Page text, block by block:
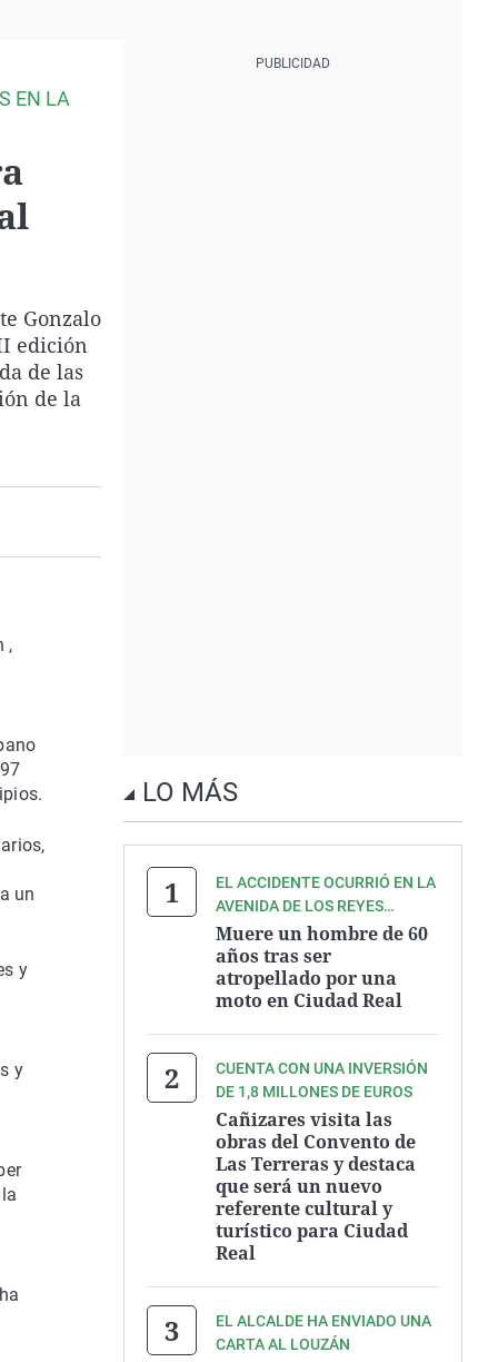
EN LA
Gonzalo
edición
de las
de la
,
un
y
y
LO MÁS
EL ACCIDENTE OCURRIÓ EN LA
AVENIDA DE LOS REYES
CATÓLICOS
Muere un hombre de 60
años tras ser
atropellado por una
moto en Ciudad Real
CUENTA CON UNA INVERSIÓN
DE 1,8 MILLONES DE EUROS
Cañizares visita las
obras del Convento de
Las Terreras y destaca
que será un nuevo
referente cultural y
turístico para Ciudad
Real
EL ALCALDE HA ENVIADO UNA
CARTA AL LOUZÁN